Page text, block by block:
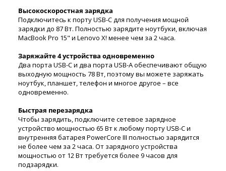
Высокоскоростная зарядка
Подключитесь к порту USB-C для получения мощной
зарядки до 87 Вт. Полностью зарядите ноутбуки, включая
MacBook Pro 15" и Lenovo X! менее чем за 2 часа.
Заряжайте 4 устройства одновременно
Два порта USB-C и два порта USB-A обеспечивают общую
выходную мощность 78 Вт, поэтому вы можете заряжать
ноутбук, планшет, телефон и многое другое – все
одновременно.
Быстрая перезарядка
Чтобы зарядить, подключите сетевое зарядное
устройство мощностью 65 Вт к любому порту USB-C и
внутренняя батарея PowerCore III полностью зарядится
не более чем за 2 часа. От зарядного устройства
мощностью от 12 Вт требуется более 9 часов для
подзарядки.